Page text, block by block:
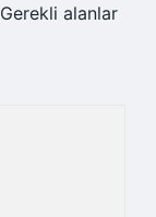
Gerekli alanlar